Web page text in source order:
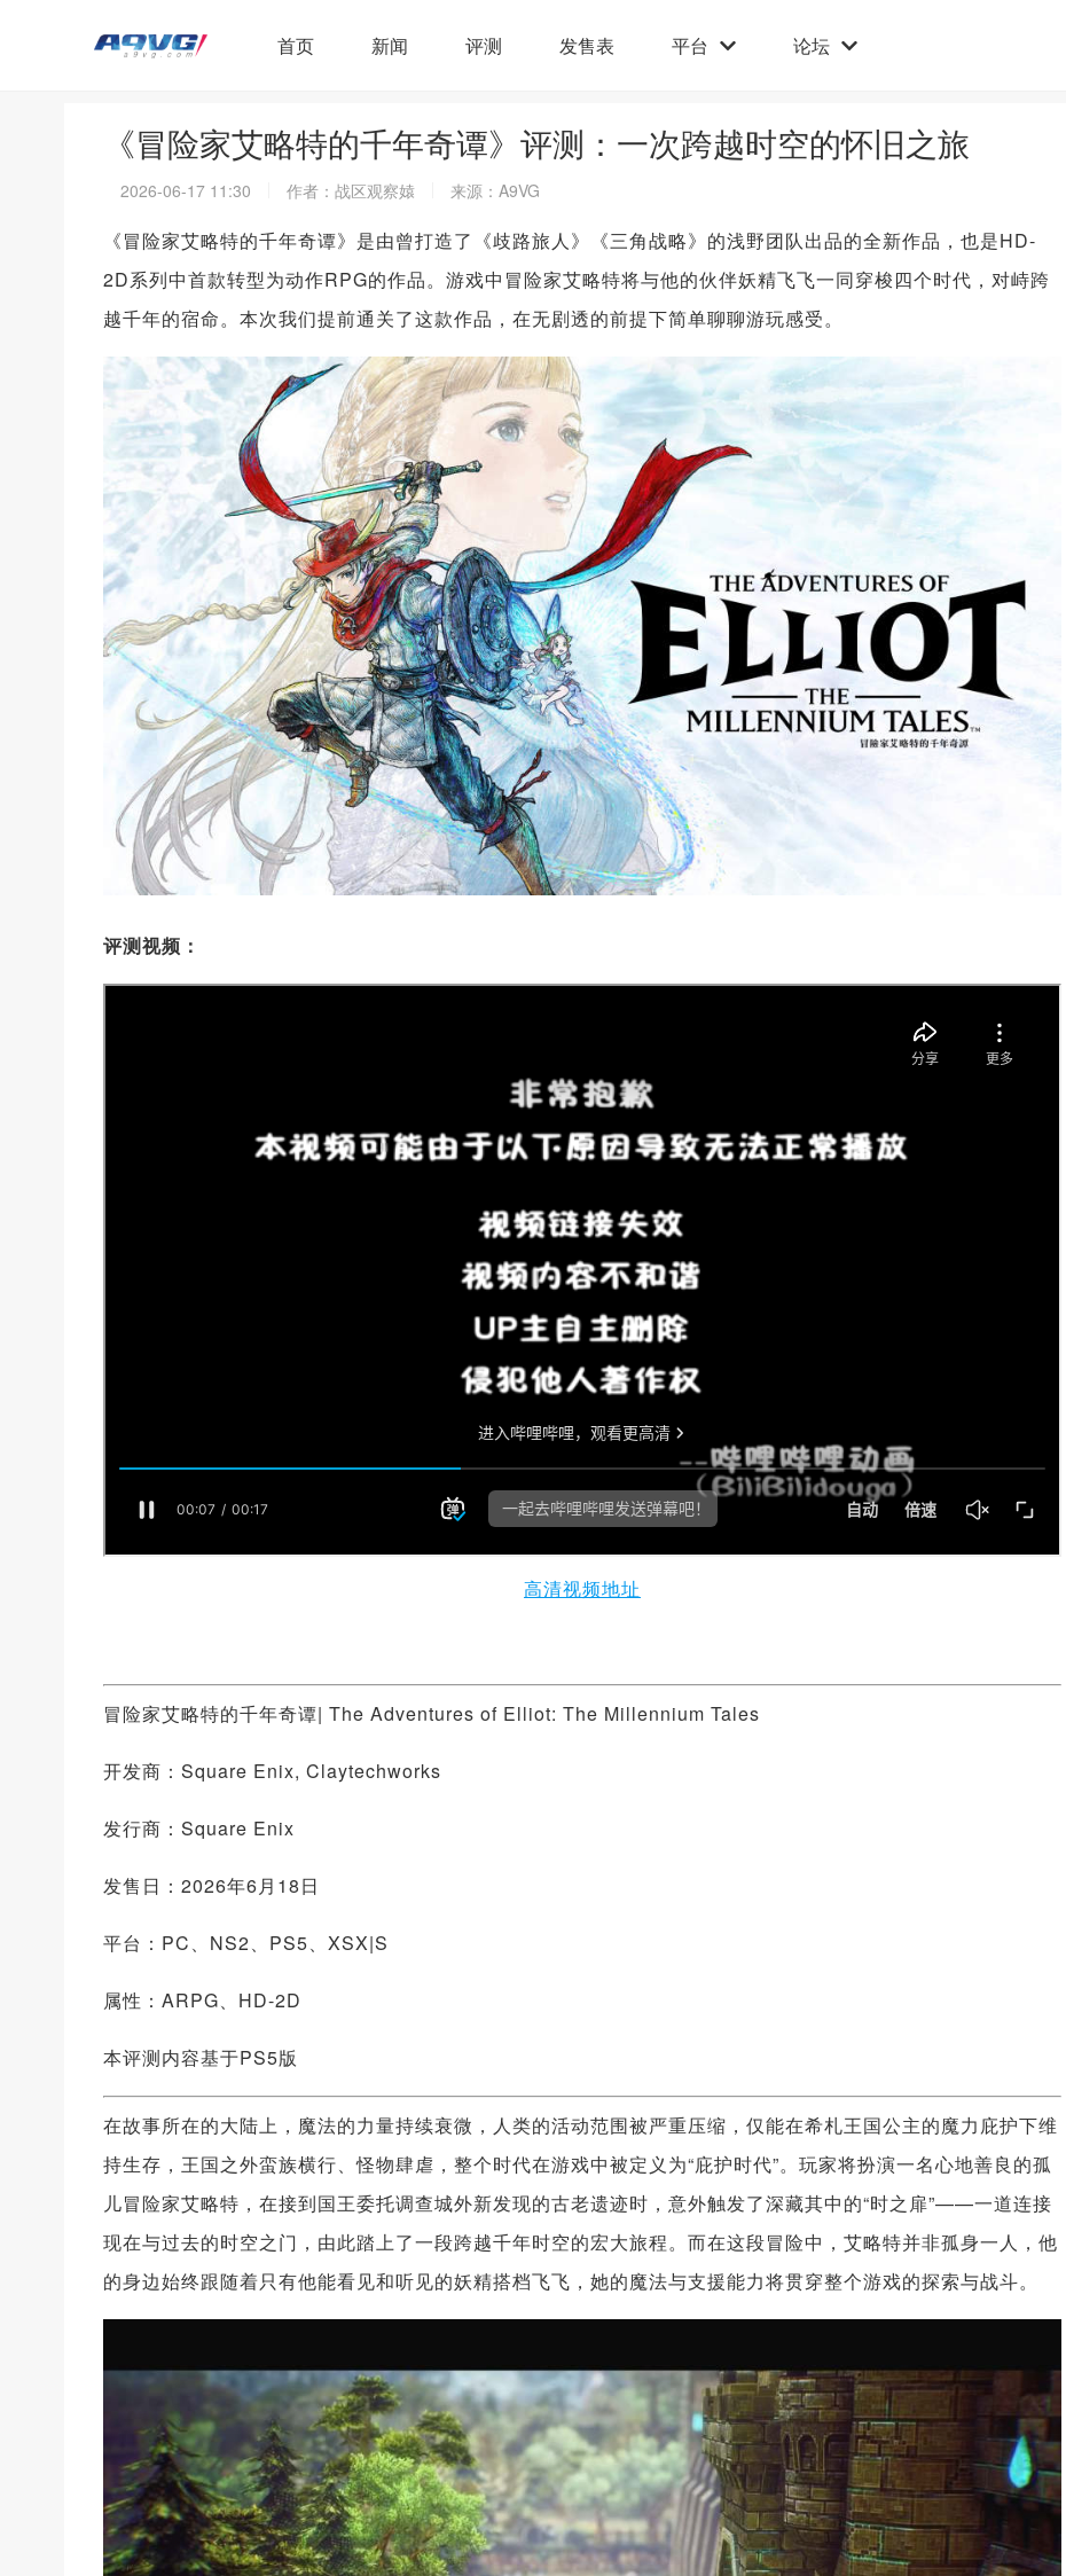
首页 新闻 评测 发售表 平台 论坛
《冒险家艾略特的千年奇谭》评测：一次跨越时空的怀旧之旅
2026-06-17 11:30 作者：战区观察媴 来源：A9VG
《冒险家艾略特的千年奇谭》是由曾打造了《歧路旅人》《三角战略》的浅野团队出品的全新作品，也是HD-
2D系列中首款转型为动作RPG的作品。游戏中冒险家艾略特将与他的伙伴妖精飞飞一同穿梭四个时代，对峙跨
越千年的宿命。本次我们提前通关了这款作品，在无剧透的前提下简单聊聊游玩感受。
评测视频：
高清视频地址
冒险家艾略特的千年奇谭| The Adventures of Elliot: The Millennium Tales
开发商：Square Enix, Claytechworks
发行商：Square Enix
发售日：2026年6月18日
平台：PC、NS2、PS5、XSX|S
属性：ARPG、HD-2D
本评测内容基于PS5版
在故事所在的大陆上，魔法的力量持续衰微，人类的活动范围被严重压缩，仅能在希札王国公主的魔力庇护下维
持生存，王国之外蛮族横行、怪物肆虐，整个时代在游戏中被定义为“庇护时代”。玩家将扮演一名心地善良的孤
儿冒险家艾略特，在接到国王委托调查城外新发现的古老遗迹时，意外触发了深藏其中的“时之扉”——一道连接
现在与过去的时空之门，由此踏上了一段跨越千年时空的宏大旅程。而在这段冒险中，艾略特并非孤身一人，他
的身边始终跟随着只有他能看见和听见的妖精搭档飞飞，她的魔法与支援能力将贯穿整个游戏的探索与战斗。